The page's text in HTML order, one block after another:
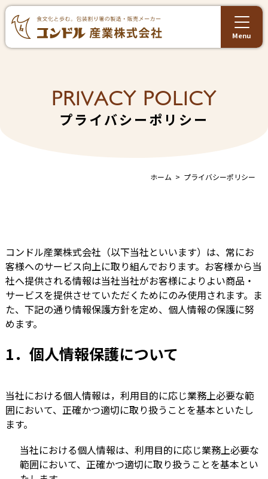
Menu
PRIVACY POLICY
プライバシーポリシー
ホーム プライバシーポリシー
コンドル産業株式会社（以下当社といいます）は、常にお
客様へのサービス向上に取り組んでおります。お客様から当
社へ提供される情報は当社当社がお客様によりよい商品・
サービスを提供させていただくためにのみ使用されます。ま
た、下記の通り情報保護方針を定め、個人情報の保護に努
めます。
1．個人情報保護について
当社における個人情報は，利用目的に応じ業務上必要な範
囲において、正確かつ適切に取り扱うことを基本といたし
ます。
当社における個人情報は、利用目的に応じ業務上必要な
範囲において、正確かつ適切に取り扱うことを基本とい